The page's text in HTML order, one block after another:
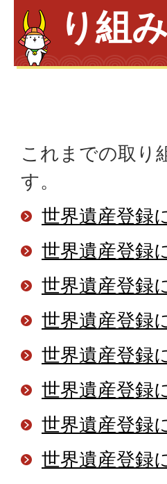
り組み
これまでの取り
す。
世界遺産登録
世界遺産登録
世界遺産登録
世界遺産登録
世界遺産登録
世界遺産登録
世界遺産登録
世界遺産登録